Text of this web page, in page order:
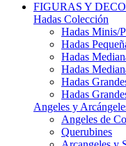
FIGURAS Y
Hadas Colección
Hadas Minis/
Hadas
Hadas
Hadas
Hadas
Hadas
Angeles y
Angeles de
Querubines